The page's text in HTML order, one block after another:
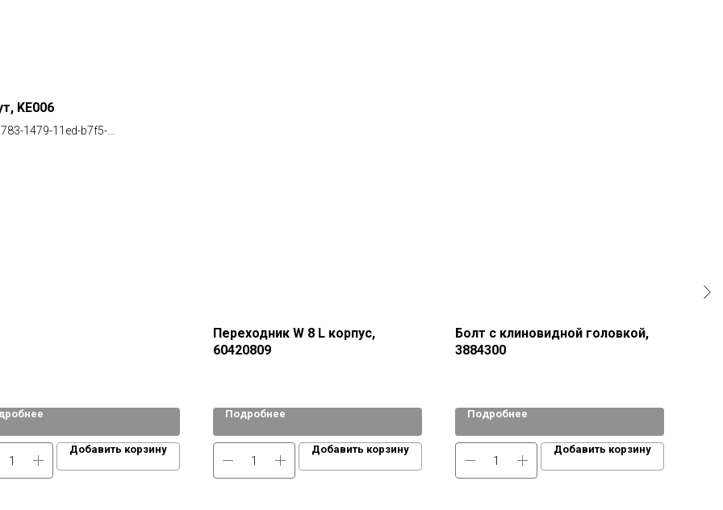
KE006
1479-11ed-b7f5-
Добавить корзину
Переходник W 8 L корпус,
60420809
Подробнее
Добавить корзину
Болт с клиновидной головкой,
3884300
Подробнее
Добавить корзину